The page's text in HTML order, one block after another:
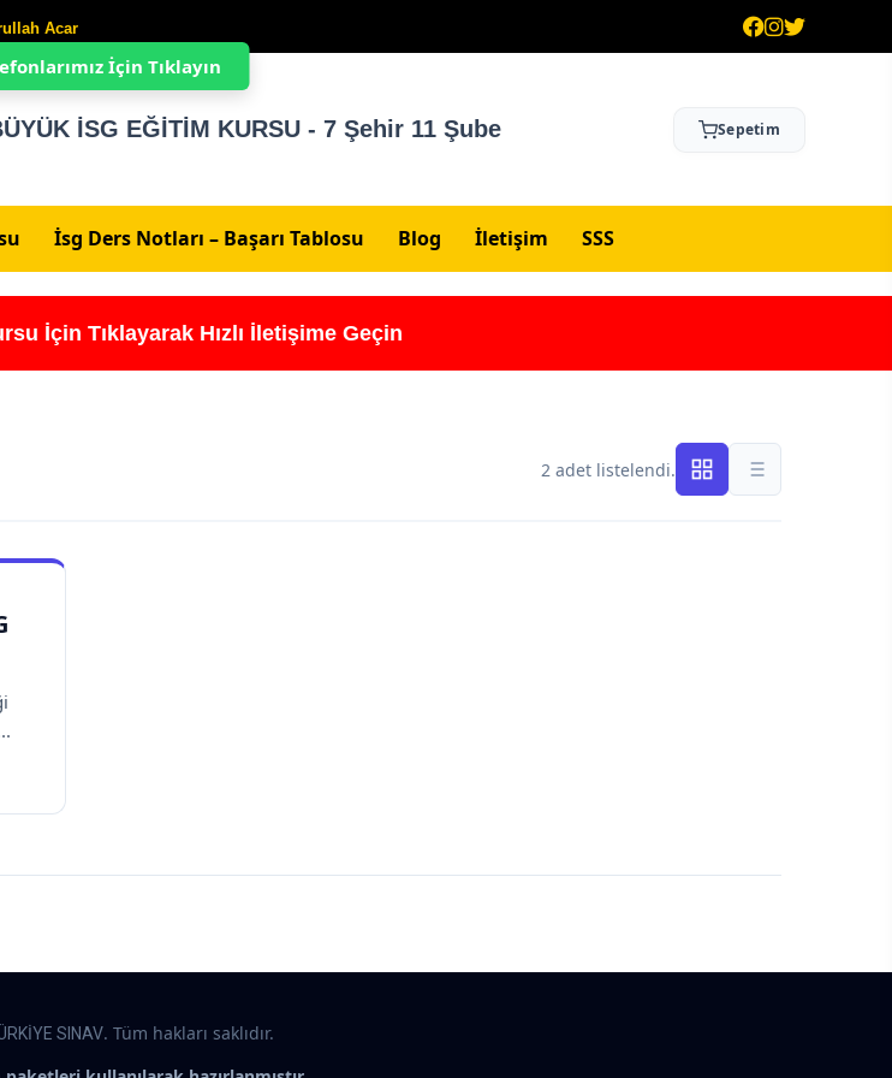
Acar
İSG EĞİTİM KURSU - 7 Şehir 11 Şube Sepetim
İsg Ders Notları – Başarı Tablosu Blog İletişim SSS
İçin Tıklayarak Hızlı İletişime Geçin
2 adet listelendi.
İçin Tıklayın
SINAV. Tüm hakları saklıdır.